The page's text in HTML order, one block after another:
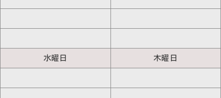
水曜日 木曜日